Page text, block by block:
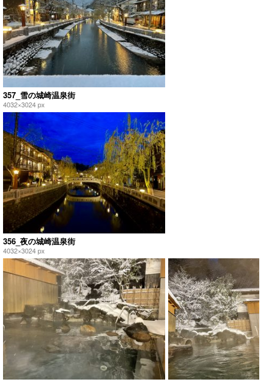
357_雪の城崎温泉街
4032×3024 px
356_夜の城崎温泉街
4032×3024 px